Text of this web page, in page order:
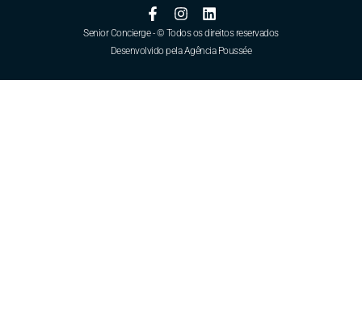
Senior Concierge - © Todos os direitos reservados
Desenvolvido pela Agência Poussée